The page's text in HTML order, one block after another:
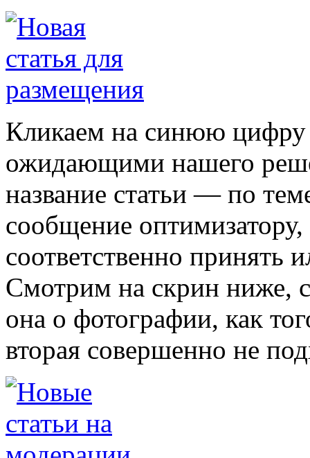
Кликаем на синюю цифру
ожидающими нашего
название статьи — по
сообщение
соответственно принять
Смотрим на скрин ниже,
она о фотографии, как
вторая совершенно не